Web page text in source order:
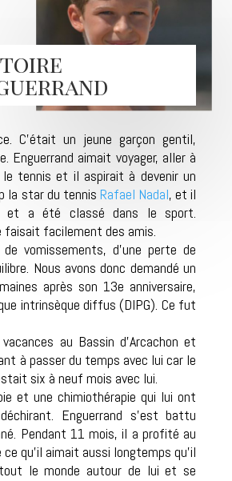
C’était un jeune garçon gentil,
Enguerrand aimait voyager, aller à
tennis et il aspirait à devenir un
la star du tennis Rafael Nadal, et il
et a été classé dans le sport.
faisait facilement des amis.
vomissements, d’une perte de
Nous avons donc demandé un
après son 13e anniversaire,
intrinsèque diffus (DIPG). Ce fut
au Bassin d’Arcachon et
à passer du temps avec lui car le
six à neuf mois avec lui.
et une chimiothérapie qui lui ont
Enguerrand s’est battu
Pendant 11 mois, il a profité au
qu’il aimait aussi longtemps qu’il
le monde autour de lui et se